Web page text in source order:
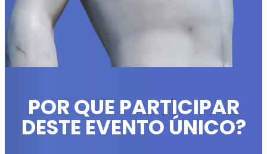
POR QUE PARTICIPAR
DESTE EVENTO ÚNICO?